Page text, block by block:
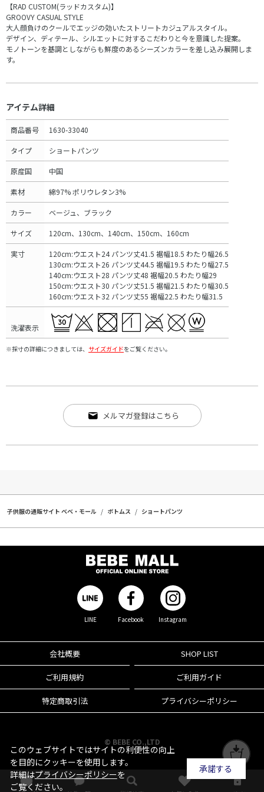
【RAD CUSTOM(ラッドカスタム)】
GROOVY CASUAL STYLE
大人顔負けのクールでエッジの効いたストリートカジュアルスタイル。
デザイン、ディテール、シルエットに対するこだわりと今を意識した提案。
モノトーンを基調としながらも鮮度のあるシーズンカラーを差し込み展開しま
す。
アイテム詳細
商品番号 1630-33040
タイプ ショートパンツ
原産国 中国
素材 綿97% ポリウレタン3%
カラー ベージュ、ブラック
サイズ 120cm、130cm、140cm、150cm、160cm
実寸
120cm:ウエスト24 パンツ丈41.5 裾幅18.5 わたり幅26.5
130cm:ウエスト26 パンツ丈44.5 裾幅19.5 わたり幅27.5
140cm:ウエスト28 パンツ丈48 裾幅20.5 わたり幅29
150cm:ウエスト30 パンツ丈51.5 裾幅21.5 わたり幅30.5
160cm:ウエスト32 パンツ丈55 裾幅22.5 わたり幅31.5
洗濯表示
※採寸の詳細につきましては、 サイズガイドをご覧ください。
メルマガ登録はこちら
子供服の通販サイト ベベ・モール ボトムス ショートパンツ
LINE Facebook Instagram
会社概要 SHOP LIST
ご利用規約 ご利用ガイド
特定商取引法 プライバシーポリシー
© BEBE CO.,LTD
このウェブサイトではサイトの利便性の向上
を目的にクッキーを使用します。
詳細はプライバシーポリシーを
ご覧ください。
承諾する